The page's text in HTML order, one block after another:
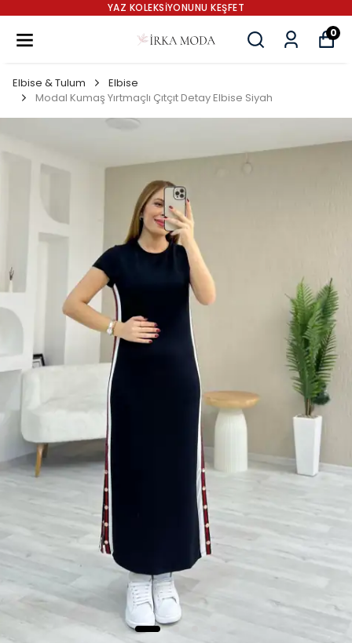
YAZ KOLEKSİYONUNU KEŞFET
0
Elbise & Tulum
Elbise
Modal Kumaş Yırtmaçlı Çıtçıt Detay Elbise Siyah